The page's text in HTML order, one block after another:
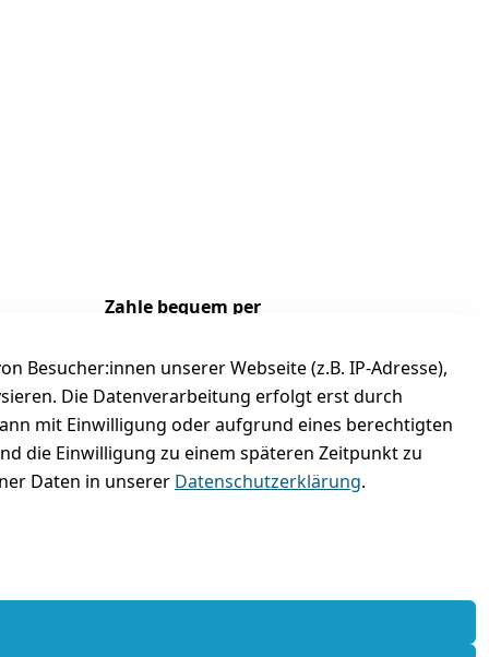
Besucher:innen unserer Webseite (z.B. IP-Adresse),
Die Datenverarbeitung erfolgt erst durch
mit Einwilligung oder aufgrund eines berechtigten
die Einwilligung zu einem späteren Zeitpunkt zu
Daten in unserer Datenschutzerklärung.
Zahle bequem per